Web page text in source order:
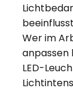
Wer im
anpassen
LED-